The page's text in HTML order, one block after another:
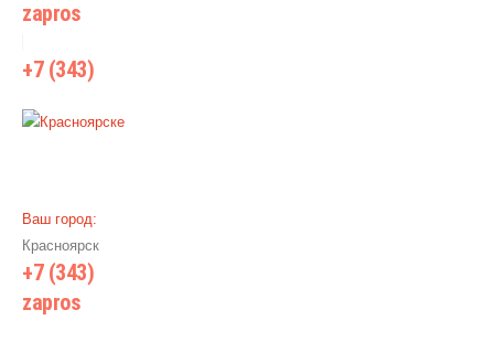
zapros
+7 (343)
Ваш город:
Красноярск
+7 (343)
zapros